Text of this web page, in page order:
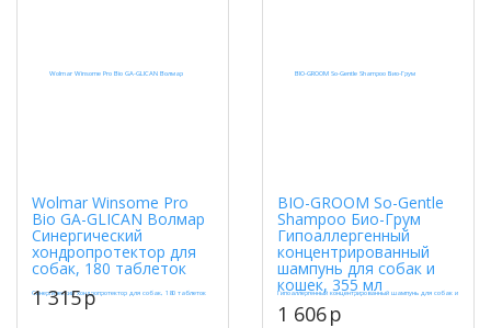
Wolmar Winsome Pro
Bio GA-GLICAN Волмар
Синергический
хондропротектор для
собак, 180 таблеток
1 315p
BIO-GROOM So-Gentle
Shampoo Био-Грум
Гипоаллергенный
концентрированный
шампунь для собак и
кошек, 355 мл
1 606p